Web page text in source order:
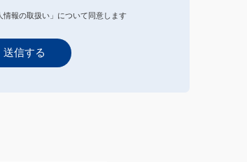
報は下記の利用目的のみで使用いたし
情報の取扱い」について同意します
送信する